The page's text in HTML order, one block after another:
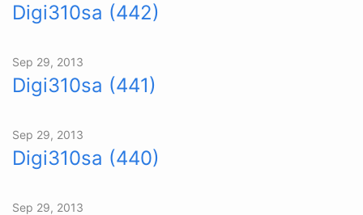
Digi310sa (442)
Sep 29, 2013
Digi310sa (441)
Sep 29, 2013
Digi310sa (440)
Sep 29, 2013